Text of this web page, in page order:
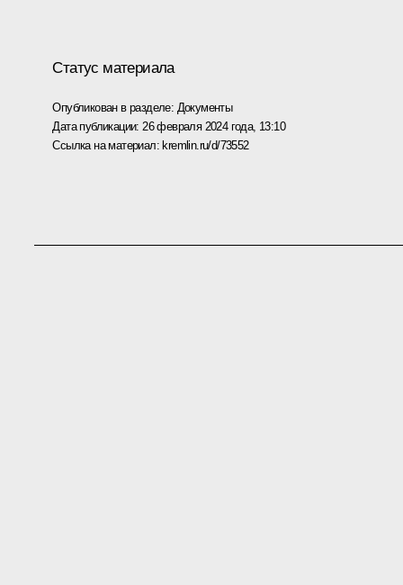
Статус материала
Опубликован в разделе: Документы
Дата публикации: 26 февраля 2024 года, 13:10
Ссылка на материал: kremlin.ru/d/73552